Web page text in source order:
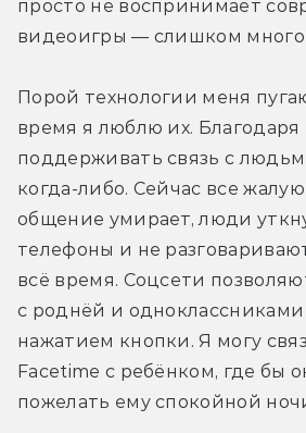
просто не воспринимает
видеоигры — слишком много
Порой технологии меня
время я люблю их.
поддерживать связь с
когда-либо. Сейчас все
общение умирает, люди
телефоны и не
всё время. Соцсети
с роднёй и
нажатием кнопки. Я могу
Facetime с ребёнком, где бы
пожелать ему спокойной